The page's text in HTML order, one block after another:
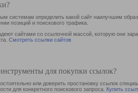
системам определить какой сайт наилучшим
позиций и поискового трафика.
сайтами со ссылочной массой, которую они
Смотреть ссылки сайтов
для покупки ссылок?
или доверить простановку ссылок
для конкретного поискового запроса. Купить